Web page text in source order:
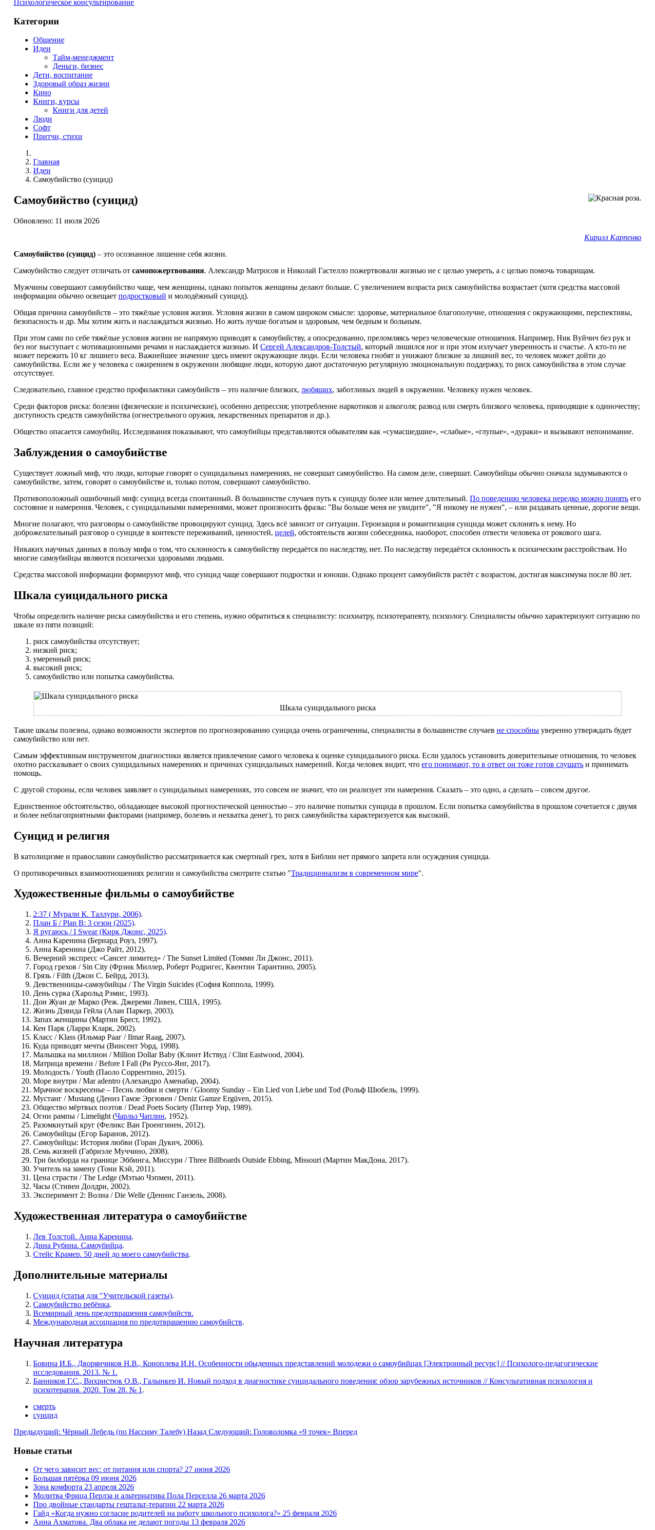
Психологическое консультирование
Категории
Общение
Идеи
Тайм-менеджмент
Деньги, бизнес
Дети, воспитание
Здоровый образ жизни
Кино
Книги, курсы
Книги для детей
Люди
Софт
Притчи, стихи
Главная
Идеи
Самоубийство (суицид)
Самоубийство (суицид)
Обновлено: 11 июля 2026
Кирилл Карпенко
Самоубийство (суицид) – это осознанное лишение себя жизни.
Самоубийство следует отличать от самопожертвования. Александр Матросов и Николай Гастелло пожертвовали жизнью не с целью умереть, а с целью помочь товарищам.
Мужчины совершают самоубийство чаще, чем женщины, однако попыток женщины делают больше. С увеличением возраста риск самоубийства возрастает (хотя средства массовой
информации обычно освещает подростковый и молодёжный суицид).
Общая причина самоубийств – это тяжёлые условия жизни. Условия жизни в самом широком смысле: здоровье, материальное благополучие, отношения с окружающими, перспективы,
безопасность и др. Мы хотим жить и наслаждаться жизнью. Но жить лучше богатым и здоровым, чем бедным и больным.
При этом сами по себе тяжёлые условия жизни не напрямую приводят к самоубийству, а опосредованно, преломляясь через человеческие отношения. Например, Ник Вуйчич без рук и
без ног выступает с мотивационными речами и наслаждается жизнью. И Сергей Александров-Толстый, который лишился ног и при этом излучает уверенность и счастье. А кто-то не
может пережить 10 кг лишнего веса. Важнейшее значение здесь имеют окружающие люди. Если человека гнобят и унижают близкие за лишний вес, то человек может дойти до
самоубийства. Если же у человека с ожирением в окружении любящие люди, которую дают достаточную регулярную эмоциональную поддержку, то риск самоубийства в этом случае
отсутствует.
Следовательно, главное средство профилактики самоубийств – это наличие близких, любящих, заботливых людей в окружении. Человеку нужен человек.
Среди факторов риска: болезни (физические и психические), особенно депрессия; употребление наркотиков и алкоголя; развод или смерть близкого человека, приводящие к одиночеству;
доступность средств самоубийства (огнестрельного оружия, лекарственных препаратов и др.).
Общество опасается самоубийц. Исследования показывают, что самоубийцы представляются обывателям как «сумасшедшие», «слабые», «глупые», «дураки» и вызывают непонимание.
Заблуждения о самоубийстве
Существует ложный миф, что люди, которые говорят о суицидальных намерениях, не совершат самоубийство. На самом деле, совершат. Самоубийцы обычно сначала задумываются о
самоубийстве, затем, говорят о самоубийстве и, только потом, совершают самоубийство.
Противоположный ошибочный миф: суицид всегда спонтанный. В большинстве случаев путь к суициду более или менее длительный. По поведению человека нередко можно понять его
состояние и намерения. Человек, с суицидальными намерениями, может произносить фразы: "Вы больше меня не увидите", "Я никому не нужен", – или раздавать ценные, дорогие вещи.
Многие полагают, что разговоры о самоубийстве провоцируют суицид. Здесь всё зависит от ситуации. Героизация и романтизация суицида может склонять к нему. Но
доброжелательный разговор о суициде в контексте переживаний, ценностей, целей, обстоятельств жизни собеседника, наоборот, способен отвести человека от рокового шага.
Никаких научных данных в пользу мифа о том, что склонность к самоубийству передаётся по наследству, нет. По наследству передаётся склонность к психическим расстройствам. Но
многие самоубийцы являются психически здоровыми людьми.
Средства массовой информации формируют миф, что суицид чаще совершают подростки и юноши. Однако процент самоубийств растёт с возрастом, достигая максимума после 80 лет.
Шкала суицидального риска
Чтобы определить наличие риска самоубийства и его степень, нужно обратиться к специалисту: психиатру, психотерапевту, психологу. Специалисты обычно характеризуют ситуацию по
шкале из пяти позиций:
риск самоубийства отсутствует;
низкий риск;
умеренный риск;
высокий риск;
самоубийство или попытка самоубийства.
Шкала суицидального риска
Такие шкалы полезны, однако возможности экспертов по прогнозированию суицида очень ограниченны, специалисты в большинстве случаев не способны уверенно утверждать будет
самоубийство или нет.
Самым эффективным инструментом диагностики является привлечение самого человека к оценке суицидального риска. Если удалось установить доверительные отношения, то человек
охотно рассказывает о своих суицидальных намерениях и причинах суицидальных намерений. Когда человек видит, что его понимают, то в ответ он тоже готов слушать и принимать
помощь.
С другой стороны, если человек заявляет о суицидальных намерениях, это совсем не значит, что он реализует эти намерения. Сказать – это одно, а сделать – совсем другое.
Единственное обстоятельство, обладающее высокой прогностической ценностью – это наличие попытки суицида в прошлом. Если попытка самоубийства в прошлом сочетается с двумя
и более неблагоприятными факторами (например, болезнь и нехватка денег), то риск самоубийства характеризуется как высокий.
Суицид и религия
В католицизме и православии самоубийство рассматривается как смертный грех, хотя в Библии нет прямого запрета или осуждения суицида.
О противоречивых взаимоотношениях религии и самоубийства смотрите статью "Традиционализм в современном мире".
Художественные фильмы о самоубийстве
2:37 ( Мурали К. Таллури, 2006).
План Б / Plan B: 3 сезон (2025).
Я ругаюсь / I Swear (Кирк Джонс, 2025).
Анна Каренина (Бернард Роуз, 1997).
Анна Каренина (Джо Райт, 2012).
Вечерний экспресс «Сансет лимитед» / The Sunset Limited (Томми Ли Джонс, 2011).
Город грехов / Sin City (Фрэнк Миллер, Роберт Родригес, Квентин Тарантино, 2005).
Грязь / Filth (Джон С. Бейрд, 2013).
Девственницы-самоубийцы / The Virgin Suicides (София Коппола, 1999).
День сурка (Харольд Рэмис, 1993).
Дон Жуан де Марко (Реж. Джереми Ливен, США, 1995).
Жизнь Дэвида Гейла (Алан Паркер, 2003).
Запах женщины (Мартин Брест, 1992).
Кен Парк (Ларри Кларк, 2002).
Класс / Klass (Ильмар Рааг / Ilmar Raag, 2007).
Куда приводят мечты (Винсент Уорд, 1998).
Малышка на миллион / Million Dollar Baby (Клинт Иствуд / Clint Eastwood, 2004).
Матрица времени / Before I Fall (Ри Руссо-Янг, 2017).
Молодость / Youth (Паоло Соррентино, 2015).
Море внутри / Mar adentro (Алехандро Аменабар, 2004).
Мрачное воскресенье – Песнь любви и смерти / Gloomy Sunday – Ein Lied von Liebe und Tod (Рольф Шюбель, 1999).
Мустанг / Mustang (Дениз Гамзе Эргювен / Deniz Gamze Ergüven, 2015).
Общество мёртвых поэтов / Dead Poets Society (Питер Уир, 1989).
Огни рампы / Limelight (Чарльз Чаплин, 1952).
Разомкнутый круг (Феликс Ван Гроенгинен, 2012).
Самоубийцы (Егор Баранов, 2012).
Самоубийцы: История любви (Горан Дукич, 2006).
Семь жизней (Габриэле Муччино, 2008).
Три билборда на границе Эббинга, Миссури / Three Billboards Outside Ebbing, Missouri (Мартин МакДона, 2017).
Учитель на замену (Тони Кэй, 2011).
Цена страсти / The Ledge (Мэтью Чэпмен, 2011).
Часы (Стивен Долдри, 2002).
Эксперимент 2: Волна / Die Welle (Деннис Ганзель, 2008).
Художественная литература о самоубийстве
Лев Толстой. Анна Каренина.
Дина Рубина. Самоубийца.
Стейс Крамер. 50 дней до моего самоубийства.
Дополнительные материалы
Суицид (статья для "Учительской газеты).
Самоубийство ребёнка.
Всемирный день предотвращения самоубийств.
Международная ассоциация по предотвращению самоубийств.
Научная литература
Бовина И.Б., Дворянчиков Н.В., Коноплева И.Н. Особенности обыденных представлений молодежи о самоубийцах [Электронный ресурс] // Психолого-педагогические
исследования. 2013. № 1.
Банников Г.С., Вихристюк О.В., Галынкер И. Новый подход в диагностике суицидального поведения: обзор зарубежных источников // Консультативная психология и
психотерапия. 2020. Том 28. № 1 .
смерть
суицид
Предыдущий: Чёрный Лебедь (по Нассиму Талебу) Назад Следующий: Головоломка «9 точек» Вперед
Новые статьи
От чего зависит вес: от питания или спорта? 27 июня 2026
Большая пятёрка 09 июня 2026
Зона комфорта 23 апреля 2026
Молитва Фрица Перлза и альтернатива Пола Перселла 26 марта 2026
Про двойные стандарты гештальт-терапии 22 марта 2026
Гайд «Когда нужно согласие родителей на работу школьного психолога?» 25 февраля 2026
Анна Ахматова. Два облака не делают погоды 13 февраля 2026